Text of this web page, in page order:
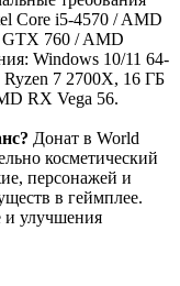
Core i5-4570 / AMD
760 / AMD
Windows 10/11 64-
7 2700X, 16 ГБ
RX Vega 56.
Донат в World
косметический
персонажей и
в геймплее.
и улучшения